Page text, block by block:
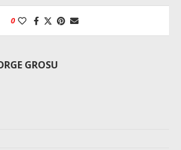
0
GROSU